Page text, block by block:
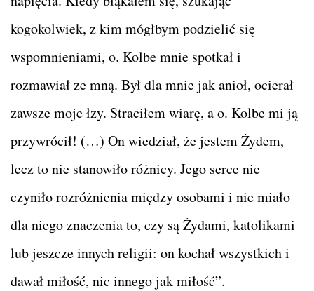
kogokolwiek, z kim mógłbym podzielić się
wspomnieniami, o. Kolbe mnie spotkał i
rozmawiał ze mną. Był dla mnie jak anioł, ocierał
zawsze moje łzy. Straciłem wiarę, a o. Kolbe mi ją
przywrócił! (…) On wiedział, że jestem Żydem,
lecz to nie stanowiło różnicy. Jego serce nie
czyniło rozróżnienia między osobami i nie miało
dla niego znaczenia to, czy są Żydami, katolikami
lub jeszcze innych religii: on kochał wszystkich i
dawał miłość, nic innego jak miłość”.